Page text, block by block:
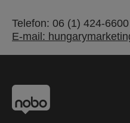
Telefon: 06 (1) 424-6600
E-mail: